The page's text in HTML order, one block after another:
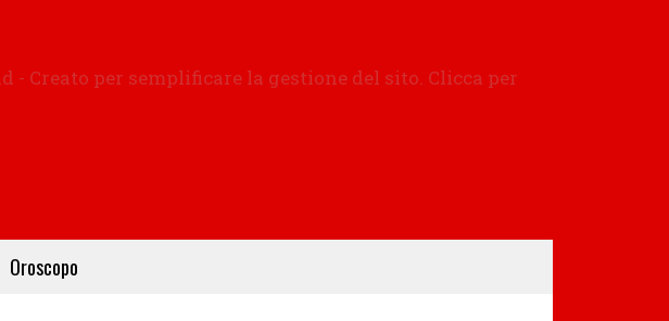
Oroscopo